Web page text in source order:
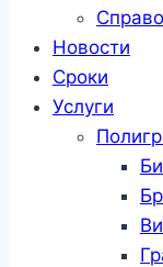
Новости
Сроки
Услуги